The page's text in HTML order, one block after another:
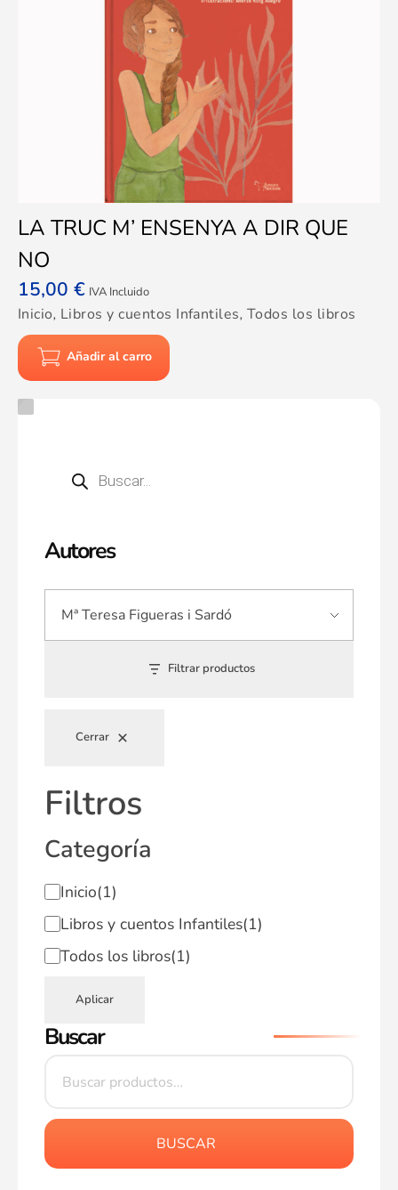
Autores
Filtrar productos
Cerrar
Filtros
Categoría
Inicio(1)
Libros y cuentos Infantiles(1)
Todos los libros(1)
Aplicar
Buscar
BUSCAR
LA TRUC M’ ENSENYA A DIR QUE
NO
15,00 € IVA Incluido
Inicio, Libros y cuentos Infantiles, Todos los libros
Añadir al carro